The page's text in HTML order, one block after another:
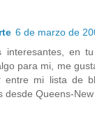
6 de marzo de
interesantes, en
para mi, me
entre mi lista de
desde Queens-New